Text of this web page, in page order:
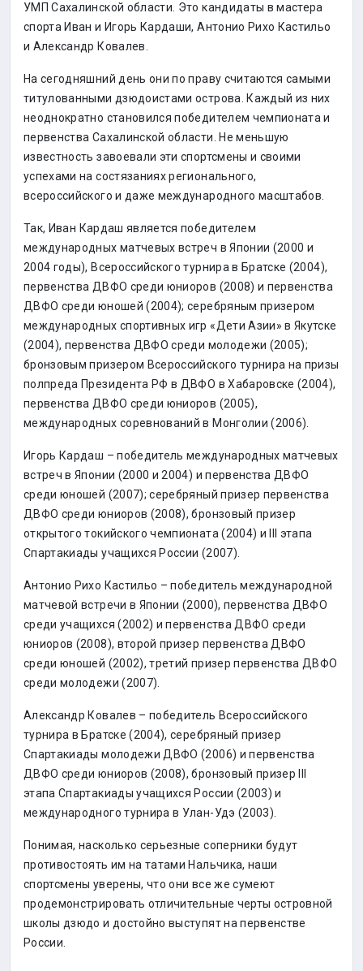
УМП Сахалинской области. Это кандидаты в мастера
спорта Иван и Игорь Кардаши, Антонио Рихо Кастильо
и Александр Ковалев.
На сегодняшний день они по праву считаются самыми
титулованными дзюдоистами острова. Каждый из них
неоднократно становился победителем чемпионата и
первенства Сахалинской области. Не меньшую
известность завоевали эти спортсмены и своими
успехами на состязаниях регионального,
всероссийского и даже международного масштабов.
Так, Иван Кардаш является победителем
международных матчевых встреч в Японии (2000 и
2004 годы), Всероссийского турнира в Братске (2004),
первенства ДВФО среди юниоров (2008) и первенства
ДВФО среди юношей (2004); серебряным призером
международных спортивных игр «Дети Азии» в Якутске
(2004), первенства ДВФО среди молодежи (2005);
бронзовым призером Всероссийского турнира на призы
полпреда Президента РФ в ДВФО в Хабаровске (2004),
первенства ДВФО среди юниоров (2005),
международных соревнований в Монголии (2006).
Игорь Кардаш – победитель международных матчевых
встреч в Японии (2000 и 2004) и первенства ДВФО
среди юношей (2007); серебряный призер первенства
ДВФО среди юниоров (2008), бронзовый призер
открытого токийского чемпионата (2004) и III этапа
Спартакиады учащихся России (2007).
Антонио Рихо Кастильо – победитель международной
матчевой встречи в Японии (2000), первенства ДВФО
среди учащихся (2002) и первенства ДВФО среди
юниоров (2008), второй призер первенства ДВФО
среди юношей (2002), третий призер первенства ДВФО
среди молодежи (2007).
Александр Ковалев – победитель Всероссийского
турнира в Братске (2004), серебряный призер
Спартакиады молодежи ДВФО (2006) и первенства
ДВФО среди юниоров (2008), бронзовый призер III
этапа Спартакиады учащихся России (2003) и
международного турнира в Улан-Удэ (2003).
Понимая, насколько серьезные соперники будут
противостоять им на татами Нальчика, наши
спортсмены уверены, что они все же сумеют
продемонстрировать отличительные черты островной
школы дзюдо и достойно выступят на первенстве
России.